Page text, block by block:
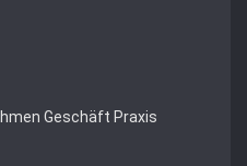
Geschäft Praxis